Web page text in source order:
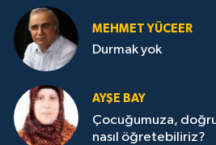
MEHMET YÜCEER
Durmak yok
AYŞE BAY
Çocuğumuza,
nasıl öğretebiliriz?